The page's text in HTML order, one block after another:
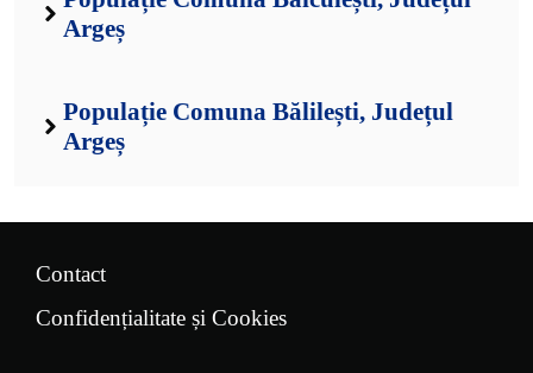
Argeș
Populație Comuna Bălilești, Județul
Argeș
Contact
Confidențialitate și Cookies